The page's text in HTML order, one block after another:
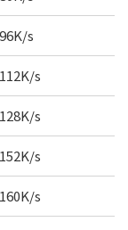
96K/s
112K/s
128K/s
152K/s
160K/s